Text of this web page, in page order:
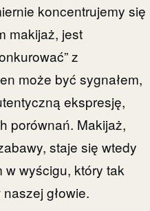
koncentrujemy się
makijaż, jest
z
może być sygnałem,
ekspresję,
porównań. Makijaż,
staje się wtedy
w wyścigu, który tak
głowie.